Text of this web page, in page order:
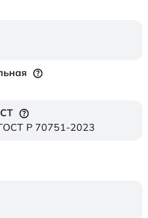
Р 70751-2023